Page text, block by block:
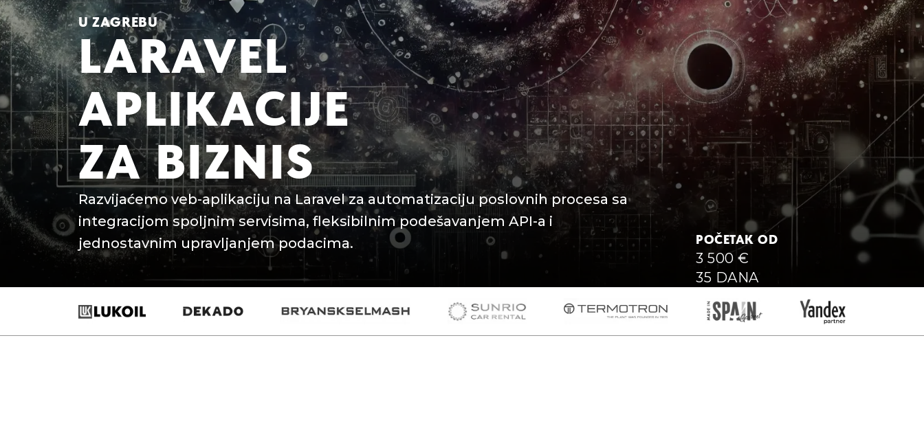
LARAVEL
APLIKACIJE
ZA BIZNIS
U ZAGREBU
Razvijaćemo veb-aplikaciju na Laravel za automatizaciju poslovnih procesa sa
integracijom spoljnim servisima, fleksibilnim podešavanjem API-a i
jednostavnim upravljanjem podacima.
POČETAK OD
3 500 €
35 DANA